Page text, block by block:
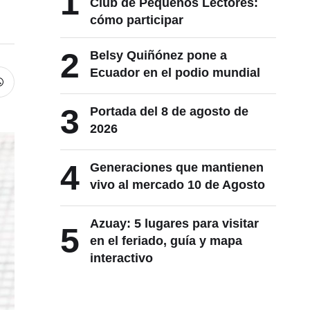
Club de Pequeños Lectores:
cómo participar
2
Belsy Quiñónez pone a
Ecuador en el podio mundial
3
Portada del 8 de agosto de
2026
4
Generaciones que mantienen
vivo al mercado 10 de Agosto
5
Azuay: 5 lugares para visitar
en el feriado, guía y mapa
interactivo